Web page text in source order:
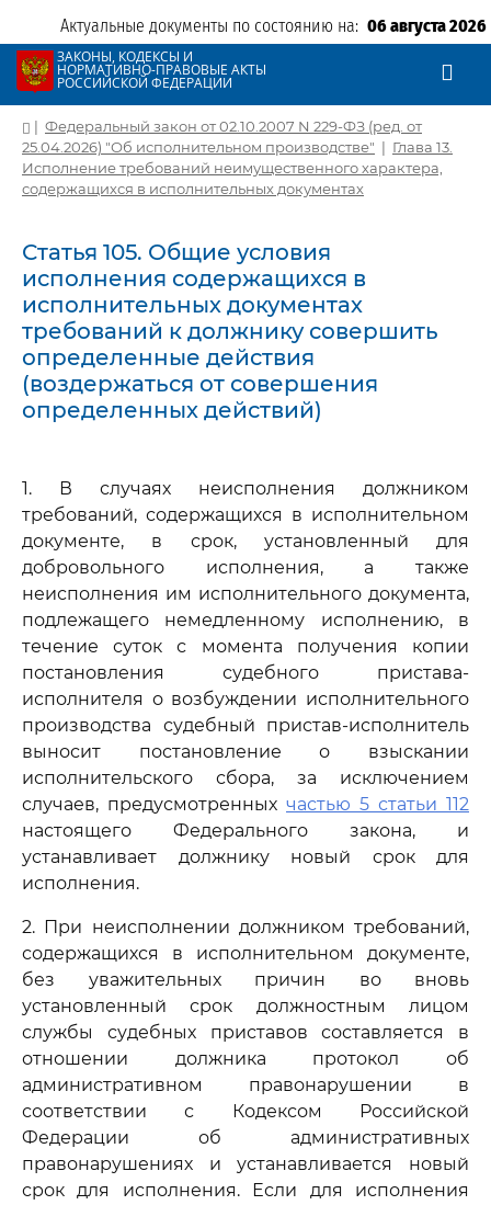
Актуальные документы по состоянию на: 06 августа 2026
ЗАКОНЫ, КОДЕКСЫ И
НОРМАТИВНО-ПРАВОВЫЕ АКТЫ
РОССИЙСКОЙ ФЕДЕРАЦИИ
| Федеральный закон от 02.10.2007 N 229-ФЗ (ред. от
25.04.2026) "Об исполнительном производстве" | Глава 13.
Исполнение требований неимущественного характера,
содержащихся в исполнительных документах
Статья 105. Общие условия
исполнения содержащихся в
исполнительных документах
требований к должнику совершить
определенные действия
(воздержаться от совершения
определенных действий)
1. В случаях неисполнения должником
требований, содержащихся в исполнительном
документе, в срок, установленный для
добровольного исполнения, а также
неисполнения им исполнительного документа,
подлежащего немедленному исполнению, в
течение суток с момента получения копии
постановления судебного пристава-
исполнителя о возбуждении исполнительного
производства судебный пристав-исполнитель
выносит постановление о взыскании
исполнительского сбора, за исключением
случаев, предусмотренных частью 5 статьи 112
настоящего Федерального закона, и
устанавливает должнику новый срок для
исполнения.
2. При неисполнении должником требований,
содержащихся в исполнительном документе,
без уважительных причин во вновь
установленный срок должностным лицом
службы судебных приставов составляется в
отношении должника протокол об
административном правонарушении в
соответствии с Кодексом Российской
Федерации об административных
правонарушениях и устанавливается новый
срок для исполнения. Если для исполнения